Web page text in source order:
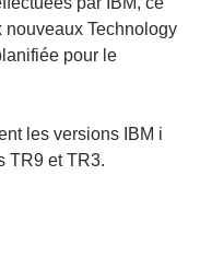
nouveaux Technology
pour le
les versions IBM i
TR9 et TR3.
/ 7.4 TR9